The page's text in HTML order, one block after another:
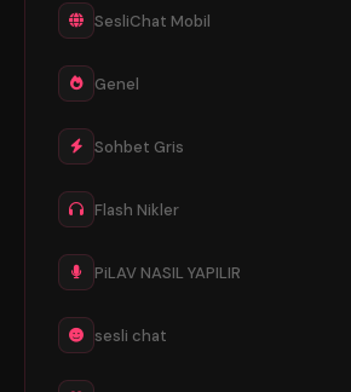
SesliChat Mobil
Genel
Sohbet Gris
Flash Nikler
PiLAV NASIL YAPILIR
sesli chat